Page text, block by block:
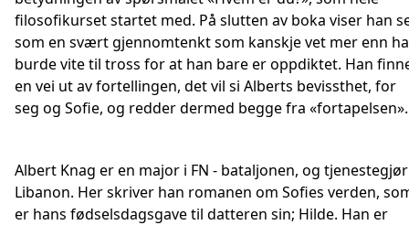
filosofikurset startet med. På slutten av boka viser han
som en svært gjennomtenkt som kanskje vet mer enn
burde vite til tross for at han bare er oppdiktet. Han
en vei ut av fortellingen, det vil si Alberts bevissthet, for
seg og Sofie, og redder dermed begge fra «fortapelsen».
Albert Knag er en major i FN - bataljonen, og
Libanon. Her skriver han romanen om Sofies verden,
er hans fødselsdagsgave til datteren sin; Hilde. Han er